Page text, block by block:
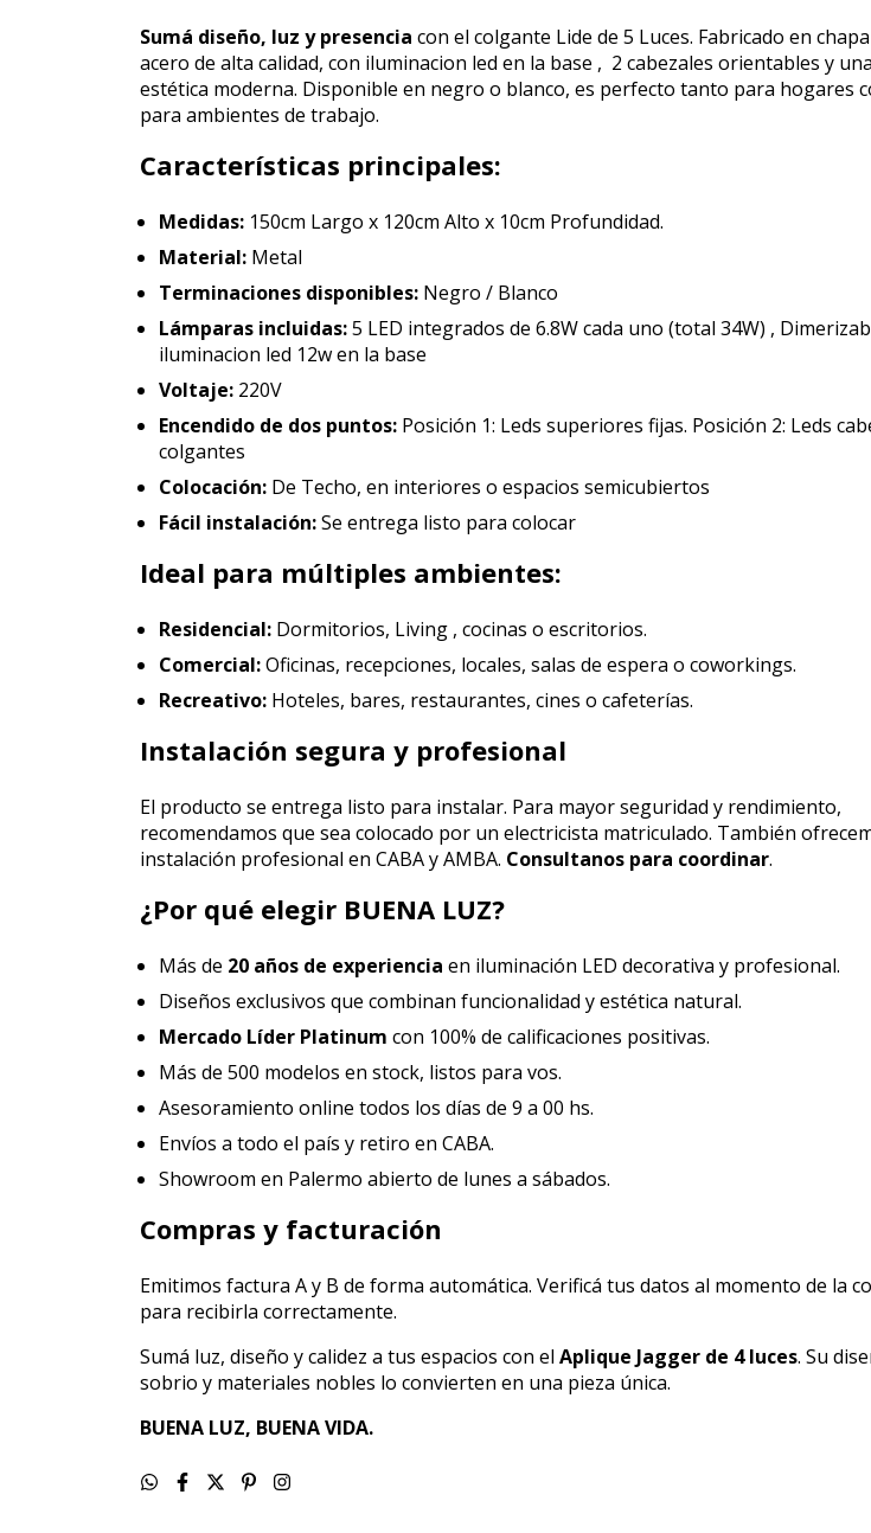
Sumá diseño, luz y presencia con el colgante Lide de 5 Luces. Fabricado en
acero de alta calidad, con iluminacion led en la base , 2 cabezales orientables y una
estética moderna. Disponible en negro o blanco, es perfecto tanto para hogares
para ambientes de trabajo.
Características principales:
Medidas: 150cm Largo x 120cm Alto x 10cm Profundidad.
Material: Metal
Terminaciones disponibles: Negro / Blanco
Lámparas incluidas:5 LED integrados de 6.8W cada uno (total 34W) ,
iluminacion led 12w en la base
Voltaje: 220V
Encendido de dos puntos: Posición 1: Leds superiores fijas. Posición 2: Leds
colgantes
Colocación: De Techo, en interiores o espacios semicubiertos
Fácil instalación:Se entrega listo para colocar
Ideal para múltiples ambientes:
Residencial: Dormitorios, Living , cocinas o escritorios.
Comercial:Oficinas, recepciones, locales, salas de espera o coworkings.
Recreativo: Hoteles, bares, restaurantes, cines o cafeterías.
Instalación segura y profesional
El producto se entrega listo para instalar. Para mayor seguridad y rendimiento,
recomendamos que sea colocado por un electricista matriculado. También
instalación profesional en CABA y AMBA. Consultanos para coordinar.
¿Por qué elegir BUENA LUZ?
Más de 20 años de experiencia en iluminación LED decorativa y profesional.
Diseños exclusivos que combinan funcionalidad y estética natural.
Mercado Líder Platinum con 100% de calificaciones positivas.
Más de 500 modelos en stock, listos para vos.
Asesoramiento online todos los días de 9 a 00 hs.
Envíos a todo el país y retiro en CABA.
Showroom en Palermo abierto de lunes a sábados.
Compras y facturación
Emitimos factura A y B de forma automática. Verificá tus datos al momento de la
para recibirla correctamente.
Sumá luz, diseño y calidez a tus espacios con el Aplique Jagger de 4 luces. Su
sobrio y materiales nobles lo convierten en una pieza única.
BUENA LUZ, BUENA VIDA.